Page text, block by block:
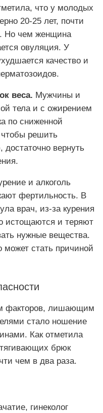
что у молодых
20-25 лет, почти
Но чем женщина
овуляция. У
качество и
веса. Мужчины и
тела и с ожирением
по сниженной
решить
вернуть
и алкоголь
фертильность. В
врач, из-за курения
истощаются и теряют
нужные вещества.
может стать причиной
факторов, лишающим
стало ношение
Как отметила
брюк
чем в два раза.
гинеколог